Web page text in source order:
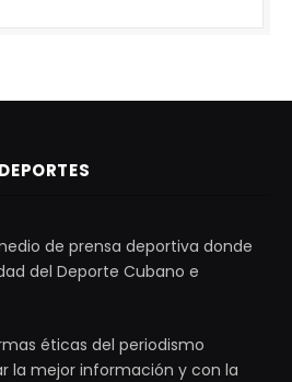
de prensa deportiva donde
del Deporte Cubano e
éticas del periodismo
la mejor información y con la